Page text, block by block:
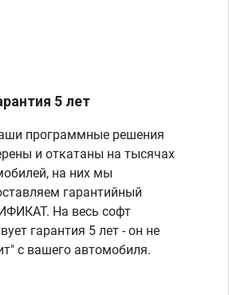
5 лет
программные решения
и откатаны на тысячах
на них мы
гарантийный
На весь софт
гарантия 5 лет - он не
с вашего автомобиля.